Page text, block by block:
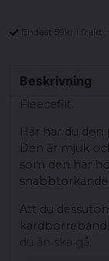
Endast 59kr i frakt
Beskrivning
Fleecefilt.
Här har du
Den är mjuk
som den har
snabbtorkande.
Att du
du än ska gå.